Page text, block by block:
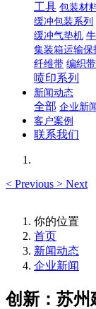
工具 包装材
缓冲包装系列
缓冲气垫机
集装箱运输保
纤维带 编织带
喷印系列
新闻动态
全部 企业新
客户案例
联系我们
< Previous > Next
你的位置
首页
新闻动态
企业新闻
创新：苏